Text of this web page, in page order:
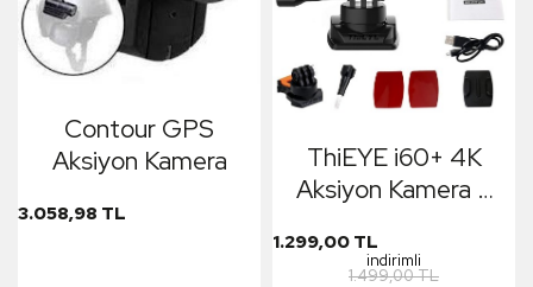
Contour GPS
Aksiyon Kamera
3.058,98 TL
ThiEYE i60+ 4K
Aksiyon Kamera +
Batarya
1.299,00 TL
indirimli
1.499,00 TL